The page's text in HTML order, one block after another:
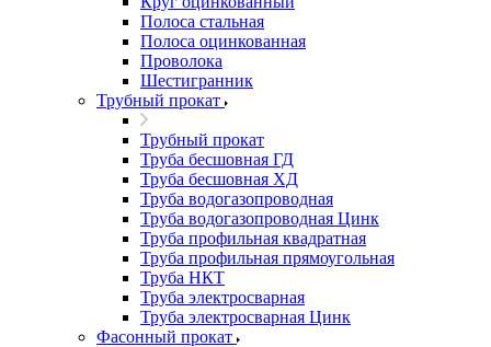
Полоса стальная
Полоса оцинкованная
Проволока
Шестигранник
Трубный прокат
Трубный прокат
Труба бесшовная ГД
Труба бесшовная ХД
Труба водогазопроводная
Труба водогазопроводная Цинк
Труба профильная квадратная
Труба профильная прямоугольная
Труба НКТ
Труба электросварная
Труба электросварная Цинк
Фасонный прокат